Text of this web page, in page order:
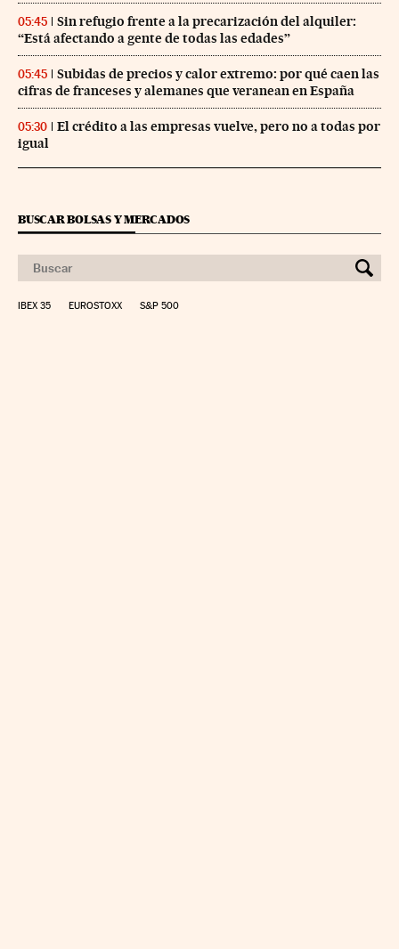
05:45
Sin refugio frente a la precarización del alquiler:
“Está afectando a gente de todas las edades”
05:45
Subidas de precios y calor extremo: por qué caen las
cifras de franceses y alemanes que veranean en España
05:30
El crédito a las empresas vuelve, pero no a todas por
igual
BUSCAR BOLSAS Y MERCADOS
IBEX 35 EUROSTOXX S&P 500